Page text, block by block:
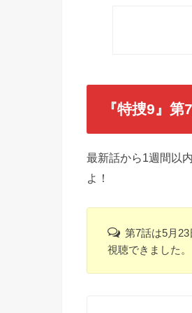
『特捜9』 第
最新話から1週間以
よ！
第7話は5月
視聴できました。